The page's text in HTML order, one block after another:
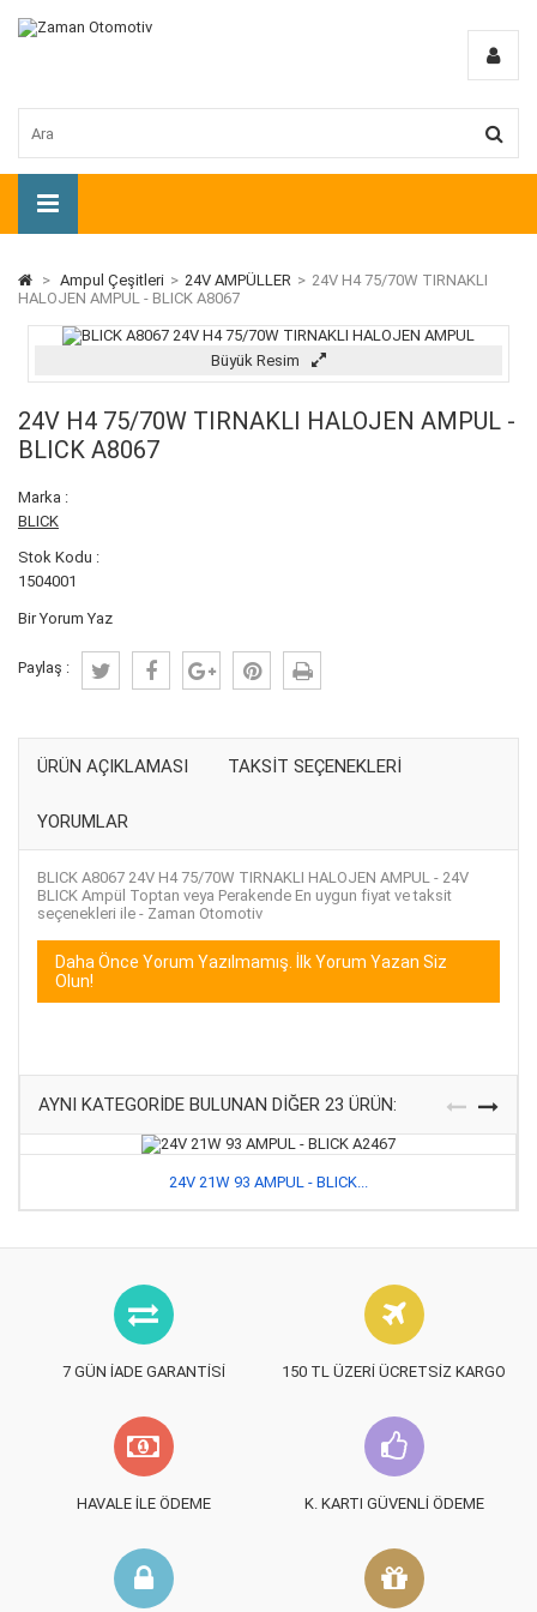
> Ampul Çeşitleri > 24V AMPÜLLER > 24V H4 75/70W TIRNAKLI
HALOJEN AMPUL - BLICK A8067
Büyük Resim
24V H4 75/70W TIRNAKLI HALOJEN AMPUL -
BLICK A8067
Marka :
BLICK
Stok Kodu :
1504001
Bir Yorum Yaz
Paylaş :
ÜRÜN AÇIKLAMASI TAKSIT SEÇENEKLERI
YORUMLAR
BLICK A8067 24V H4 75/70W TIRNAKLI HALOJEN AMPUL - 24V
BLICK Ampül Toptan veya Perakende En uygun fiyat ve taksit
seçenekleri ile - Zaman Otomotiv
Daha Önce Yorum Yazılmamış. İlk Yorum Yazan Siz
Olun!
AYNI KATEGORIDE BULUNAN DIĞER 23 ÜRÜN:
24V 21W 93 AMPUL - BLICK...
7 GÜN İADE GARANTISI 150 TL ÜZERI ÜCRETSIZ KARGO
HAVALE İLE ÖDEME K. KARTI GÜVENLI ÖDEME